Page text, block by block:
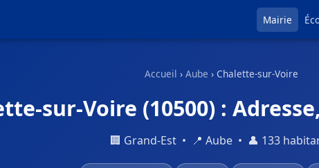
Mairie
Accueil › Aube › Chalette-sur-Voire
sur-Voire (10500) :
🏢 Grand-Est • 📍 Aube • 👤 133